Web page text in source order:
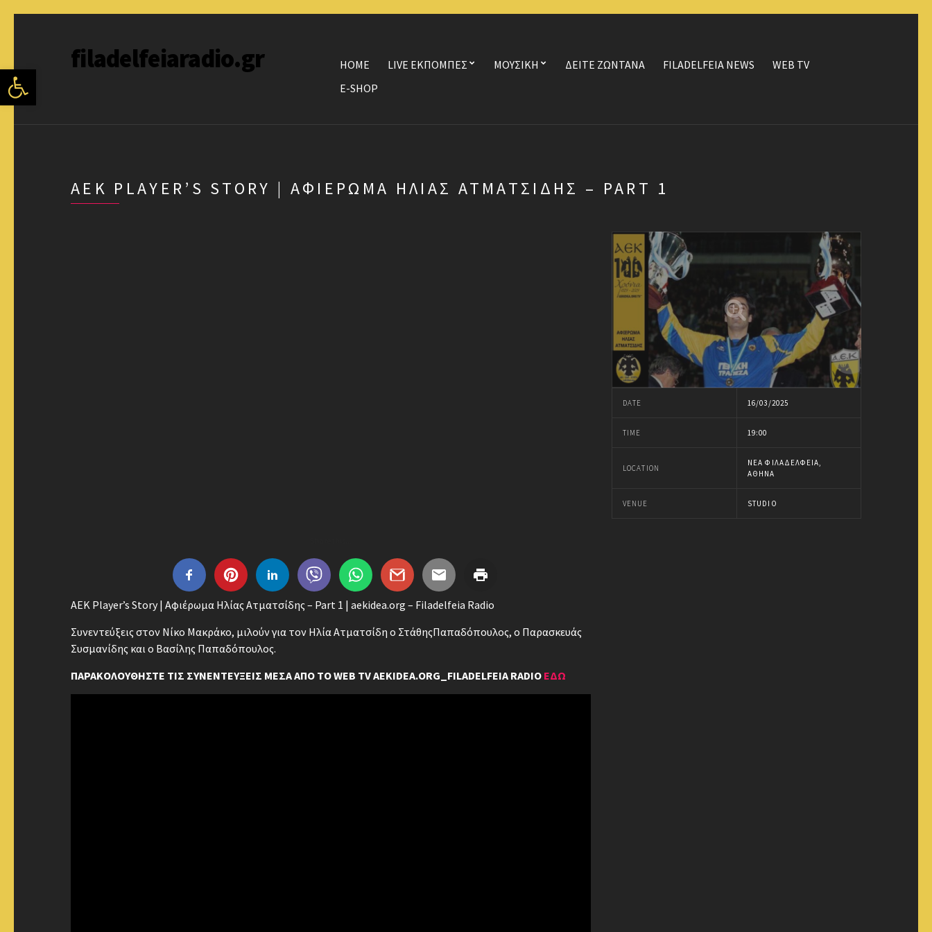
Ανοίξτε τη γραμμή εργαλείων
filadelfeiaradio.gr HOME LIVE ΕΚΠΟΜΠΕΣ ΜΟΥΣΙΚΗ ΔΕΙΤΕ ΖΩΝΤΑΝΑ FILADELFEIA NEWS
WEB TV
E-SHOP
AEK PLAYER’S STORY | ΑΦΙΈΡΩΜΑ ΗΛΊΑΣ ΑΤΜΑΤΣΊΔΗΣ – PART 1
DATE 16/03/2025
TIME 19:00
LOCATION
ΝΈΑ ΦΙΛΑΔΈΛΦΕΙΑ,
ΑΘΉΝΑ
VENUE STUDIO
AEK Player’s Story | Αφιέρωμα Ηλίας Ατματσίδης – Part 1 | aekidea.org – Filadelfeia Radio
Συνεντεύξεις στον Νίκο Μακράκο, μιλούν για τον Ηλία Ατματσίδη ο ΣτάθηςΠαπαδόπουλος, ο Παρασκευάς
Συσμανίδης και ο Βασίλης Παπαδόπουλος.
ΠΑΡΑΚΟΛΟΥΘΗΣΤΕ ΤΙΣ ΣΥΝΕΝΤΕΥΞΕΙΣ ΜΕΣΑ ΑΠΟ ΤΟ WEB TV AEKIDEA.ORG_FILADELFEIA RADIO ΕΔΩ